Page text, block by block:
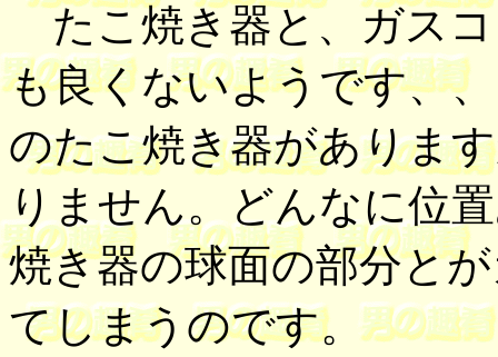
たこ焼き器と、ガス
も良くないようです、
のたこ焼き器がありま
りません。どんなに位
焼き器の球面の部分と
てしまうのです。